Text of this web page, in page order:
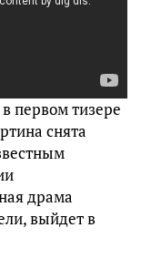
первом тизере
снята
драма
выйдет в